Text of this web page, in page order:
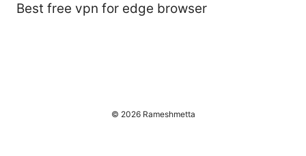
Best free vpn for edge browser
© 2026 Rameshmetta